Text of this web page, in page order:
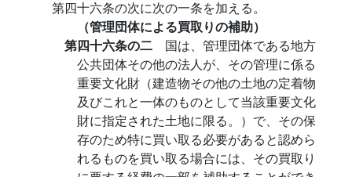
第四十六条の次に次の一条を加える。
（管理団体による買取りの補助）
第四十六条の二 国は、管理団体である地方
公共団体その他の法人が、その管理に係る
重要文化財（建造物その他の土地の定着物
及びこれと一体のものとして当該重要文化
財に指定された土地に限る。）で、その保
存のため特に買い取る必要があると認めら
れるものを買い取る場合には、その買取り